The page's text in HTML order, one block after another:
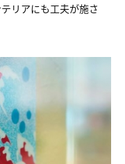
リアにも工夫が施さ